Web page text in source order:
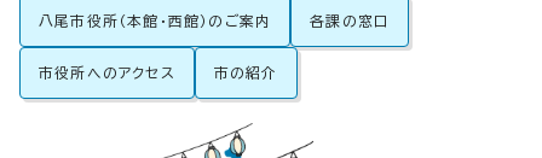
八尾市役所（本館・西館）のご案内 各課の窓口
市役所へのアクセス 市の紹介